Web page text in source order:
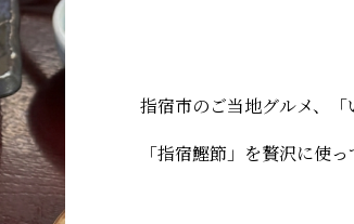
指宿市のご当地グルメ、「
「指宿鰹節」を贅沢に使